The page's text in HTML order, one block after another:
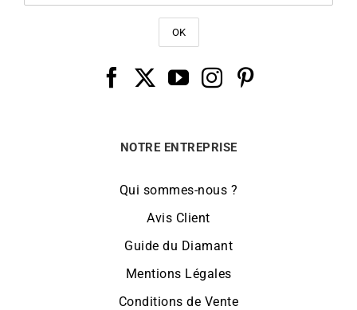
NOTRE ENTREPRISE
Qui sommes-nous ?
Avis Client
Guide du Diamant
Mentions Légales
Conditions de Vente